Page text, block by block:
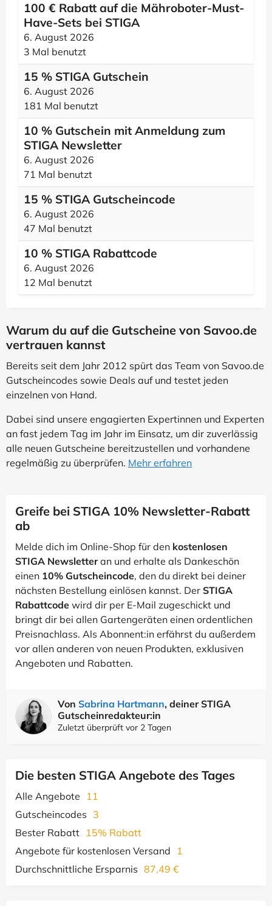
100 € Rabatt auf die Mähroboter-Must-
Have-Sets bei STIGA
6. August 2026
3 Mal benutzt
15 % STIGA Gutschein
6. August 2026
181 Mal benutzt
10 % Gutschein mit Anmeldung zum
STIGA Newsletter
6. August 2026
71 Mal benutzt
15 % STIGA Gutscheincode
6. August 2026
47 Mal benutzt
10 % STIGA Rabattcode
6. August 2026
12 Mal benutzt
Warum du auf die Gutscheine von Savoo.de
vertrauen kannst
Bereits seit dem Jahr 2012 spürt das Team von Savoo.de
Gutscheincodes sowie Deals auf und testet jeden
einzelnen von Hand.
Dabei sind unsere engagierten Expertinnen und Experten
an fast jedem Tag im Jahr im Einsatz, um dir zuverlässig
alle neuen Gutscheine bereitzustellen und vorhandene
regelmäßig zu überprüfen. Mehr erfahren
Greife bei STIGA 10% Newsletter-Rabatt
ab
Melde dich im Online-Shop für den kostenlosen
STIGA Newsletteran und erhalte als Dankeschön
einen 10% Gutscheincode, den du direkt bei deiner
nächsten Bestellung einlösen kannst. Der STIGA
Rabattcode wird dir per E-Mail zugeschickt und
bringt dir bei allen Gartengeräten einen ordentlichen
Preisnachlass. Als Abonnent:in erfährst du außerdem
vor allen anderen von neuen Produkten, exklusiven
Angeboten und Rabatten.
Von Sabrina Hartmann, deiner STIGA
Gutscheinredakteur:in
Zuletzt überprüft vor 2 Tagen
Die besten STIGA Angebote des Tages
Alle Angebote
11
Gutscheincodes 3
Bester Rabatt 15% Rabatt
Angebote für kostenlosen Versand
1
Durchschnittliche Ersparnis 87,49 €